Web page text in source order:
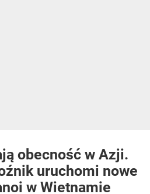
obecność w Azji.
uruchomi nowe
w Wietnamie